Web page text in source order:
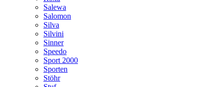
Salewa
Salomon
Silva
Silvini
Sinner
Speedo
Sport 2000
Sporten
Stöhr